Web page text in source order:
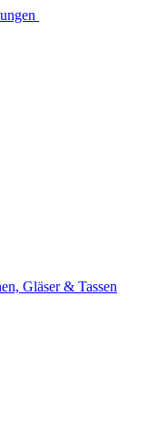
Gläser & Tassen